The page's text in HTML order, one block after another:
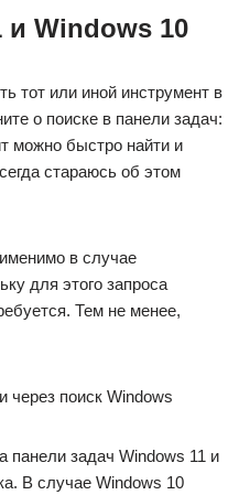
и Windows 10
тот или иной инструмент в
о поиске в панели задач:
можно быстро найти и
стараюсь об этом
в случае
для этого запроса
Тем не менее,
панели задач Windows 11 и
В случае Windows 10